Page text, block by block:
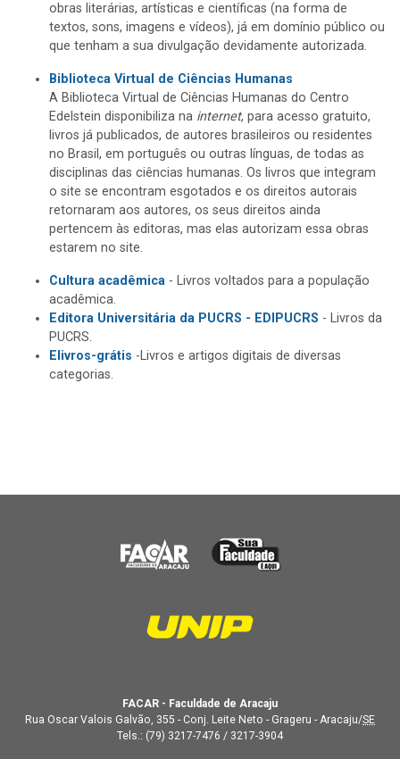
obras literárias, artísticas e científicas (na forma de
textos, sons, imagens e vídeos), já em domínio público ou
que tenham a sua divulgação devidamente autorizada.
Biblioteca Virtual de Ciências Humanas
A Biblioteca Virtual de Ciências Humanas do Centro
Edelstein disponibiliza na internet, para acesso gratuito,
livros já publicados, de autores brasileiros ou residentes
no Brasil, em português ou outras línguas, de todas as
disciplinas das ciências humanas. Os livros que integram
o site se encontram esgotados e os direitos autorais
retornaram aos autores, os seus direitos ainda
pertencem às editoras, mas elas autorizam essa obras
estarem no site.
Cultura acadêmica - Livros voltados para a população
acadêmica.
Editora Universitária da PUCRS - EDIPUCRS - Livros da
PUCRS.
Elivros-grátis -Livros e artigos digitais de diversas
categorias.
FACAR - Faculdade de Aracaju
Rua Oscar Valois Galvão, 355 - Conj. Leite Neto - Grageru - Aracaju/SE
Tels.: (79) 3217-7476 / 3217-3904